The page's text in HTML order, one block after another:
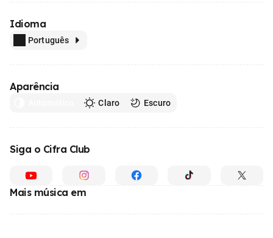
Idioma
Português
Aparência
Claro Escuro
Siga o Cifra Club
Mais música em